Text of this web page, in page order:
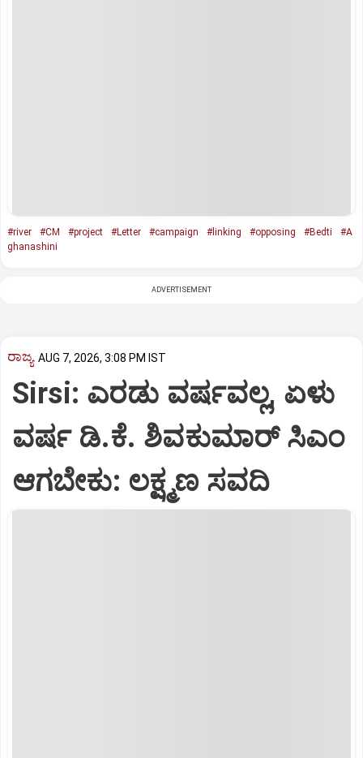
#river #CM #project #Letter #campaign #linking #opposing #Bedti
#A
ghanashini
ADVERTISEMENT
ರಾಜ್ಯ AUG 7, 2026, 3:08 PM IST
Sirsi: ಎರಡು ವರ್ಷವಲ್ಲ, ಏಳು
ವರ್ಷ ಡಿ.ಕೆ. ಶಿವಕುಮಾರ್ ಸಿಎಂ
ಆಗಬೇಕು: ಲಕ್ಷ್ಮಣ ಸವದಿ